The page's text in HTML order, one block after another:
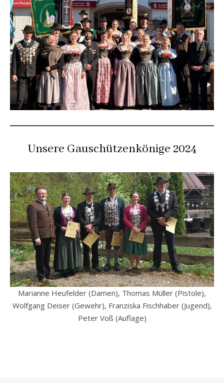
Unsere Gauschützenkönige 2024
Marianne Heufelder (Damen), Thomas Müller (Pistole),
Wolfgang Deiser (Gewehr), Franziska Fischhaber (Jugend),
Peter Voß (Auflage)